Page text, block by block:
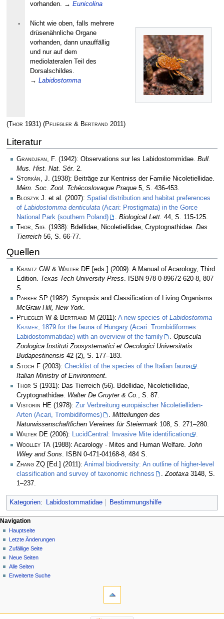
vorhanden. → Eunicolina
-
Nicht wie oben, falls mehrere
drüsenähnliche Organe
vorhanden, dann unauffällig
und nur auf dem
mediolateralen Teil des
Dorsalschildes.
→ Labidostomma
(Thor 1931) (Pfliegler & Bertrand 2011)
Literatur
Grandjean, F. (1942): Observations sur les Labidostommidae. Bull.
Mus. Hist. Nat. Sér. 2.
Storkán, J. (1938): Beiträge zur Kentniss der Familie Nicoletiellidae.
Mém. Soc. Zool. Tchécoslovaque Praque 5, S. 436-453.
Bloszyk J. et al. (2007): Spatial distribution and habitat preferences
of Labidostomma denticulata (Acari: Prostigmata) in the Gorce
National Park (southern Poland)
. Biological Lett. 44, S. 115-125.
Thor, Sig. (1938): Bdellidae, Nicoletiellidae, Cryptognathidae. Das
Tierreich 56, S. 66-77.
Quellen
Krantz GW & Walter DE [eds.] (2009): A Manual of Acarology, Third
Edition. Texas Tech University Press. ISBN 978-0-89672-620-8, 807
S.
Parker SP (1982): Synopsis and Classification of Living Organisms.
McGraw-Hill, New York.
Pfliegler W & Bertrand M (2011): A new species of Labidostomma
Kramer, 1879 for the fauna of Hungary (Acari: Trombidiformes:
Labidostommatidae) with an overview of the family
. Opuscula
Zoologica Instituti Zoosystematici et Oecologici Universitatis
Budapestinensis 42 (2), S. 177–183.
Stoch F (2003): Checklist of the species of the Italian fauna
Italian Ministry of Environment
Thor S (1931): Das Tierreich (56). Bdellidae, Nicoletiellidae,
Cryptognathidae. Walter De Gruyter & Co. , S. 87.
Vistorin HE (1978): Zur Verbreitung europäischer Nicoletielliden-
Arten (Acari, Trombidiformes)
. Mitteilungen des
Naturwissenschaftlichen Vereines für Steiermark 108, S. 271–280.
Walter DE (2006): LucidCentral: Invasive Mite identification
.
Woolley TA (1988): Acarology - Mites and Human Welfare. John
Wiley and Sons . ISBN 0-471-04168-8, 484 S.
Zhang ZQ [Ed.] (2011): Animal biodiversity: An outline of higher-level
classification and survey of taxonomic richness
.Zootaxa 3148, S.
1–237.
Kategorien: Labidostommatidae Bestimmungshilfe
Navigation
Hauptseite
Letzte Änderungen
Zufällige Seite
Neue Seiten
Alle Seiten
Erweiterte Suche